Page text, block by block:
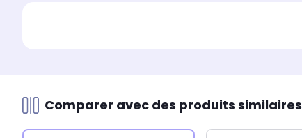
Comparer avec des produits similaires